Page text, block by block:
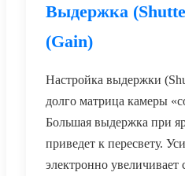
Выдержка
(Gain)
Настройка выдержки
долго матрица камеры
Большая выдержка при
приведет к пересвету.
электронно